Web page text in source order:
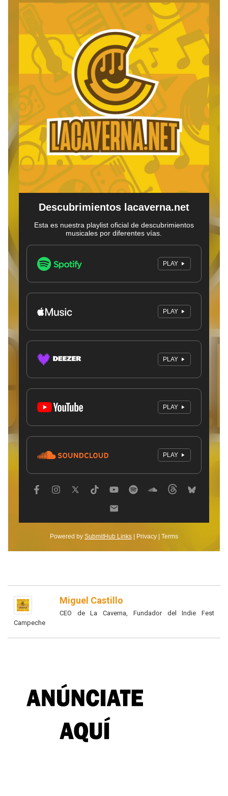
Miguel Castillo
CEO de La Caverna, Fundador del Indie Fest
Campeche